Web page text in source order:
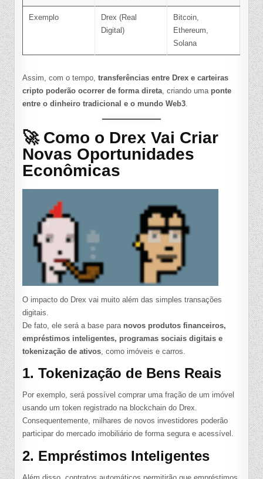
Exemplo
Drex (Real
Digital)
Bitcoin,
Ethereum,
Solana
Assim, com o tempo,transferências entre Drex e carteiras
cripto poderão ocorrer de forma direta, criando uma ponte
entre o dinheiro tradicional e o mundo Web3.
🚀 Como o Drex Vai Criar
Novas Oportunidades
Econômicas
O impacto do Drex vai muito além das simples transações
digitais.
De fato, ele será a base para novos produtos financeiros,
empréstimos inteligentes, programas sociais digitais e
tokenização de ativos , como imóveis e carros.
1. Tokenização de Bens Reais
Por exemplo, será possível comprar uma fração de um imóvel
usando um token registrado na blockchain do Drex.
Consequentemente, milhares de novos investidores poderão
participar do mercado imobiliário de forma segura e acessível.
2. Empréstimos Inteligentes